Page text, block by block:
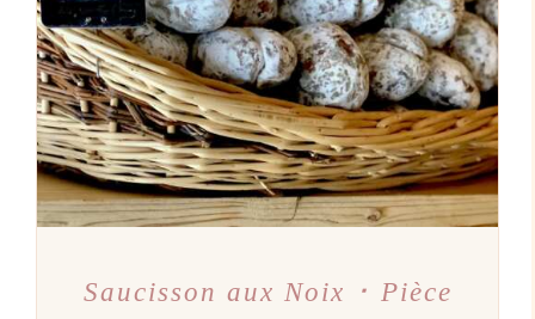
DÉTAILS
Saucisson aux Noix ･ Pièce